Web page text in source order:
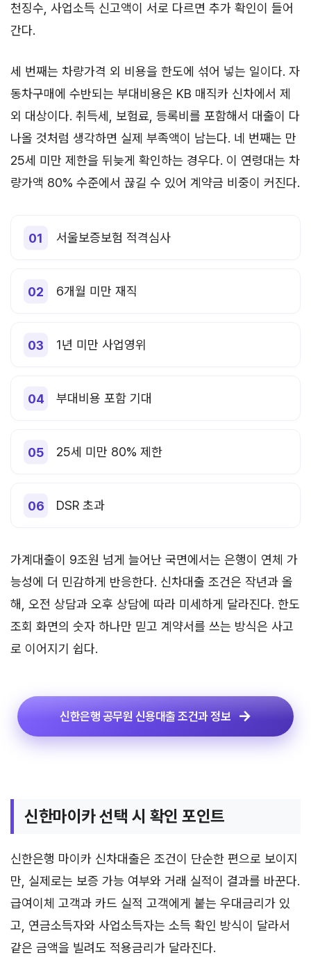
천징수, 사업소득 신고액이 서로 다르면 추가 확인이 들어
간다.
세 번째는 차량가격 외 비용을 한도에 섞어 넣는 일이다. 자
동차구매에 수반되는 부대비용은 KB 매직카 신차에서 제
외 대상이다. 취득세, 보험료, 등록비를 포함해서 대출이 다
나올 것처럼 생각하면 실제 부족액이 남는다. 네 번째는 만
25세 미만 제한을 뒤늦게 확인하는 경우다. 이 연령대는 차
량가액 80% 수준에서 끊길 수 있어 계약금 비중이 커진다.
서울보증보험 적격심사
6개월 미만 재직
1년 미만 사업영위
부대비용 포함 기대
25세 미만 80% 제한
DSR 초과
가계대출이 9조원 넘게 늘어난 국면에서는 은행이 연체 가
능성에 더 민감하게 반응한다. 신차대출 조건은 작년과 올
해, 오전 상담과 오후 상담에 따라 미세하게 달라진다. 한도
조회 화면의 숫자 하나만 믿고 계약서를 쓰는 방식은 사고
로 이어지기 쉽다.
신한은행 공무원 신용대출 조건과 정보
신한마이카 선택 시 확인 포인트
신한은행 마이카 신차대출은 조건이 단순한 편으로 보이지
만, 실제로는 보증 가능 여부와 거래 실적이 결과를 바꾼다.
급여이체 고객과 카드 실적 고객에게 붙는 우대금리가 있
고, 연금소득자와 사업소득자는 소득 확인 방식이 달라서
같은 금액을 빌려도 적용금리가 달라진다.